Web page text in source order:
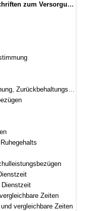
vom 20. September 2012, Az. 24 - P 1601 - 043 - 38 950/11 (FMBl. S. 394)
Zurückbehaltungsrecht
Dienstzeit
Zeiten
vergleichbare Zeiten